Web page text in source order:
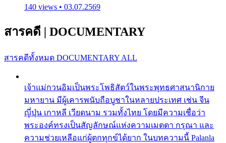
140 views • 03.07.2569
สารคดี | DOCUMENTARY
สารคดีทั้งหมด DOCUMENTARY ALL
เจ้าแม่กวนอิมเป็นพระโพธิสัตว์ในพระพุทธศาสนานิกาย
มหายาน มีผู้เคารพนับถือบูชาในหลายประเทศ เช่น จีน
ญี่ปุ่น เกาหลี เวียดนาม รวมทั้งไทย โดยมีความเชื่อว่า
พระองค์ทรงเป็นสัญลักษณ์แห่งความเมตตา กรุณา และ
ความช่วยเหลือแก่ผู้ตกทุกข์ได้ยาก ในบทความนี้ Palanla